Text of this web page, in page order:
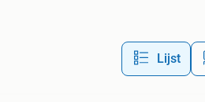
Lijst